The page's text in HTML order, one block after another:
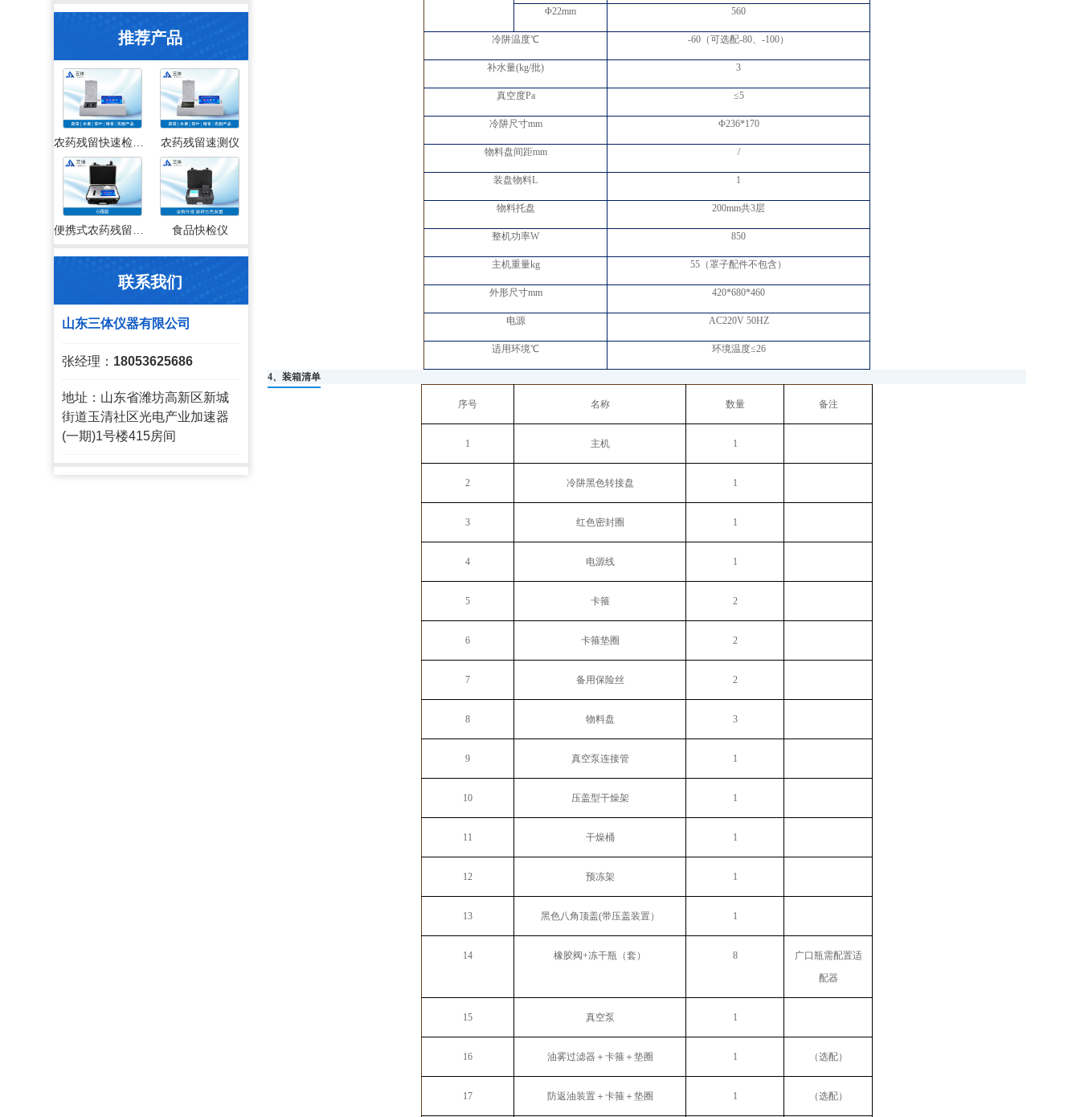
推荐产品
农药残留速测仪
食品快检仪
联系我们
山东三体仪器有限公司
张经理： 18053625686
地址：山东省潍坊高新区新城
街道玉清社区光电产业加速器
(一期)1号楼415房间
Φ22mm 560
冷阱温度℃ -60（可选配-80、-100）
补水量(kg/批) 3
真空度Pa ≤5
冷阱尺寸mm Φ236*170
物料盘间距mm /
装盘物料L 1
物料托盘 200mm共3层
整机功率W 850
主机重量kg 55（罩子配件不包含）
外形尺寸mm 420*680*460
电源 AC220V 50HZ
适用环境℃ 环境温度≤26
4、装箱清单
序号 名称 数量 备注
1 主机 1
2 冷阱黑色转接盘 1
3 红色密封圈 1
4 电源线 1
5 卡箍 2
6 卡箍垫圈 2
7 备用保险丝 2
8 物料盘 3
9 真空泵连接管 1
10 压盖型干燥架 1
11 干燥桶 1
12 预冻架 1
13 黑色八角顶盖(带压盖装置） 1
14 橡胶阀+冻干瓶（套） 8
广口瓶需配置适
配器
15 真空泵 1
16 油雾过滤器＋卡箍＋垫圈 1 （选配）
17 防返油装置＋卡箍＋垫圈 1 （选配）